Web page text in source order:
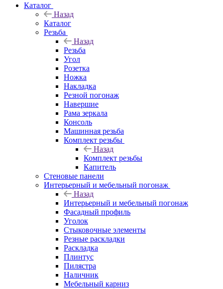
Каталог
Назад
Каталог
Резьба
Назад
Резьба
Угол
Розетка
Ножка
Накладка
Резной погонаж
Навершие
Рама зеркала
Консоль
Машинная резьба
Комплект резьбы
Назад
Комплект резьбы
Капитель
Стеновые панели
Интерьерный и мебельный погонаж
Назад
Интерьерный и мебельный погонаж
Фасадный профиль
Уголок
Стыковочные элементы
Резные раскладки
Раскладка
Плинтус
Пилястра
Наличник
Мебельный карниз